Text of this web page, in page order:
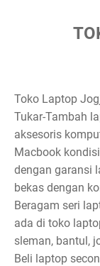
Toko Laptop
Tukar-Tambah
aksesoris
Macbook
dengan garansi
bekas dengan
Beragam seri
ada di toko
sleman, bantul,
Beli laptop